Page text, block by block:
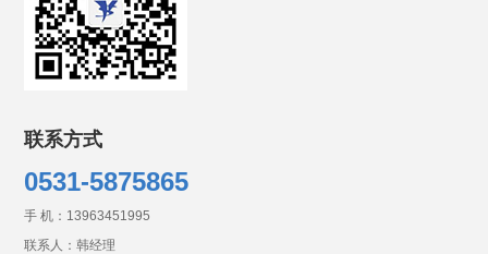
联系方式
0531-5875865
手 机： 13963451995
联系人：韩经理